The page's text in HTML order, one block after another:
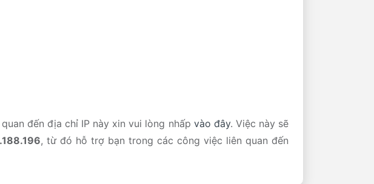
đến địa chỉ IP này xin vui lòng nhấp vào đây. Việc này sẽ
, từ đó hỗ trợ bạn trong các công việc liên quan đến